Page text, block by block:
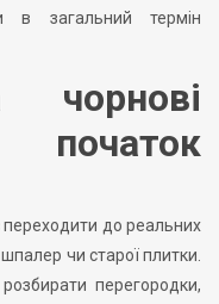
в загальний термін
до реальних
чи старої плитки.
перегородки,